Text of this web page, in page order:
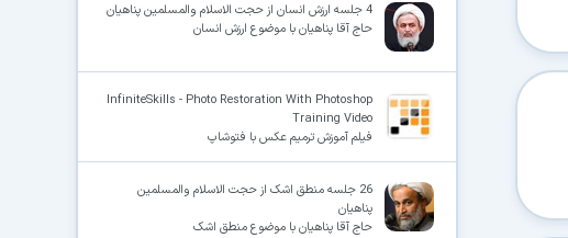
4 جلسه ارزش انسان از حجت الاسلام والمسلمین پناهیان
حاج آقا پناهیان با موضوع ارزش انسان
InfiniteSkills - Photo Restoration With Photoshop
Training Video
فیلم آموزش ترمیم عکس با فتوشاپ
26 جلسه منطق اشک از حجت الاسلام والمسلمین
پناهیان
حاج آقا پناهیان با موضوع منطق اشک